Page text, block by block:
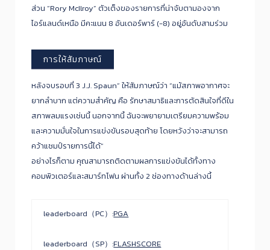
ส่วน “​Rory McIlroy” ตัวเต็งของรายการที่น่าจับตามองจาก
ไอร์แลนด์เหนือ มีคะแนน 8 อันเดอร์พาร์ (-8) อยู่อันดับสามร่วม
การให้สัมภาษณ์
หลังจบรอบที่ 3 J.J. Spaun” ให้สัมภาษณ์ว่า “แม้สภาพอากาศจะ
ยากลำบาก แต่ความสำคัญ คือ รักษาสมาธิและการตัดสินใจที่ดีใน
สภาพลมแรงเช่นนี้ นอกจากนี้ ฉันจะพยายามเตรียมความพร้อม
และความมั่นใจในการแข่งขันรอบสุดท้าย โดยหวังว่าจะสามารถ
คว้าแชมป์รายการนี้ได้”
อย่างไรก็ตาม คุณสามารถติดตามผลการแข่งขันได้ทั้งทาง
คอมพิวเตอร์และสมาร์ทโฟน ผ่านทั้ง 2 ช่องทางด้านล่างนี้
leaderboard（PC）:PGA
leaderboard（SP）:FLASHSCORE